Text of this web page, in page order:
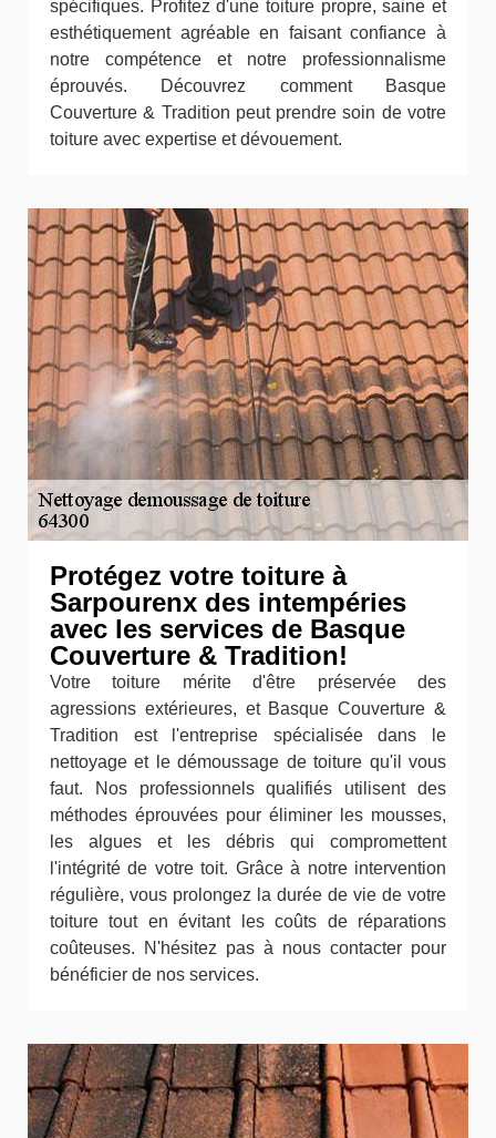
spécifiques. Profitez d'une toiture propre, saine et
esthétiquement agréable en faisant confiance à
notre compétence et notre professionnalisme
éprouvés. Découvrez comment Basque
Couverture & Tradition peut prendre soin de votre
toiture avec expertise et dévouement.
Protégez votre toiture à
Sarpourenx des intempéries
avec les services de Basque
Couverture & Tradition!
Votre toiture mérite d'être préservée des
agressions extérieures, et Basque Couverture &
Tradition est l'entreprise spécialisée dans le
nettoyage et le démoussage de toiture qu'il vous
faut. Nos professionnels qualifiés utilisent des
méthodes éprouvées pour éliminer les mousses,
les algues et les débris qui compromettent
l'intégrité de votre toit. Grâce à notre intervention
régulière, vous prolongez la durée de vie de votre
toiture tout en évitant les coûts de réparations
coûteuses. N'hésitez pas à nous contacter pour
bénéficier de nos services.